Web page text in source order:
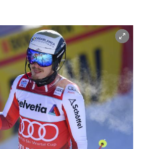
öffnen/schließen